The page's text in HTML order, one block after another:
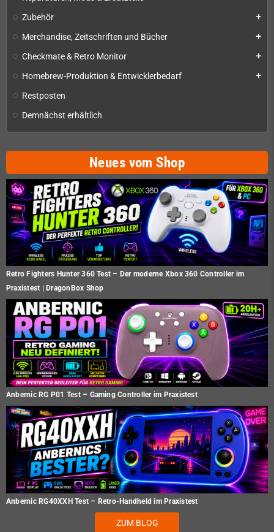
Zubehör add
Merchandise, Zeitschriften und Bücher add
Checkmate & Retro Monitor add
Homebrew-Produktion & Entwicklerbedarf add
Restposten
Demnächst erhältlich
Neues vom Shop
Retro Fighters Hunter 360 Test – Der moderne Xbox 360 Controller im
Praxistest | DragonBox Shop
Anbernic RG P01 Test – Gaming Controller im Praxistest
Anbernic RG40XXH Test – Retro-Handheld im Praxistest
ZUM BLOG